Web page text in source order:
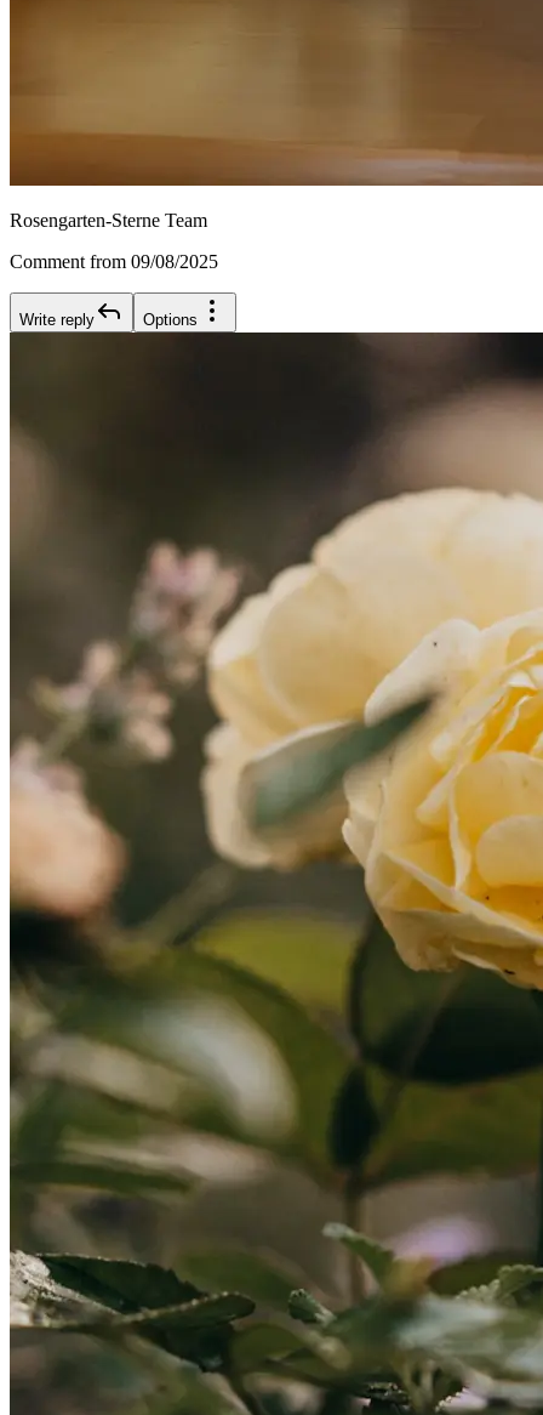
Rosengarten-Sterne Team
Comment from 09/08/2025
Write reply Options